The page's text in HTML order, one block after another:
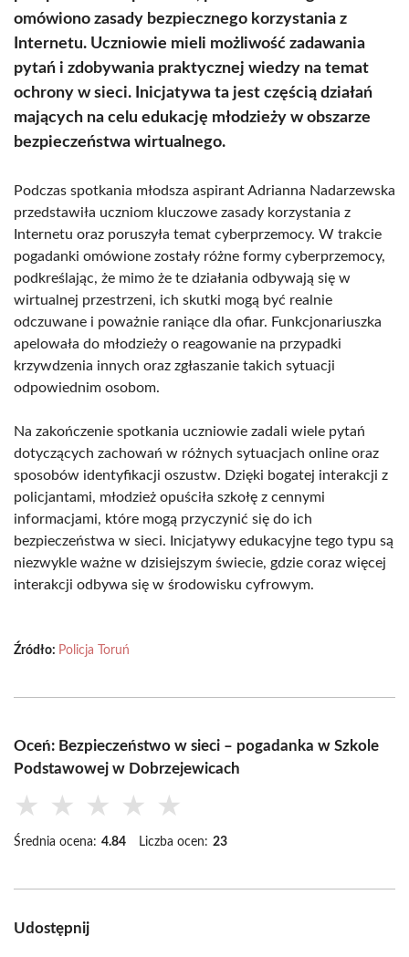
omówiono zasady bezpiecznego korzystania z
Internetu. Uczniowie mieli możliwość zadawania
pytań i zdobywania praktycznej wiedzy na temat
ochrony w sieci. Inicjatywa ta jest częścią działań
mających na celu edukację młodzieży w obszarze
bezpieczeństwa wirtualnego.
Podczas spotkania młodsza aspirant Adrianna Nadarzewska
przedstawiła uczniom kluczowe zasady korzystania z
Internetu oraz poruszyła temat cyberprzemocy. W trakcie
pogadanki omówione zostały różne formy cyberprzemocy,
podkreślając, że mimo że te działania odbywają się w
wirtualnej przestrzeni, ich skutki mogą być realnie
odczuwane i poważnie raniące dla ofiar. Funkcjonariuszka
apelowała do młodzieży o reagowanie na przypadki
krzywdzenia innych oraz zgłaszanie takich sytuacji
odpowiednim osobom.
Na zakończenie spotkania uczniowie zadali wiele pytań
dotyczących zachowań w różnych sytuacjach online oraz
sposobów identyfikacji oszustw. Dzięki bogatej interakcji z
policjantami, młodzież opuściła szkołę z cennymi
informacjami, które mogą przyczynić się do ich
bezpieczeństwa w sieci. Inicjatywy edukacyjne tego typu są
niezwykle ważne w dzisiejszym świecie, gdzie coraz więcej
interakcji odbywa się w środowisku cyfrowym.
Źródło: Policja Toruń
Oceń: Bezpieczeństwo w sieci – pogadanka w Szkole
Podstawowej w Dobrzejewicach
★ ★ ★ ★ ★
Średnia ocena: 4.84 Liczba ocen: 23
Udostępnij